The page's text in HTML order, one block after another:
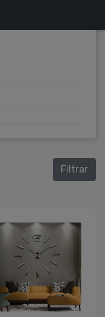
Filtrar